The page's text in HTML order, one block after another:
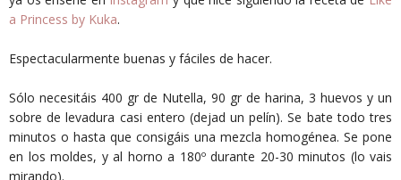
a Princess by Kuka.
Espectacularmente buenas y fáciles de hacer.
Sólo necesitáis 400 gr de Nutella, 90 gr de harina, 3 huevos y un
sobre de levadura casi entero (dejad un pelín). Se bate todo tres
minutos o hasta que consigáis una mezcla homogénea. Se pone
en los moldes, y al horno a 180º durante 20-30 minutos (lo vais
mirando).